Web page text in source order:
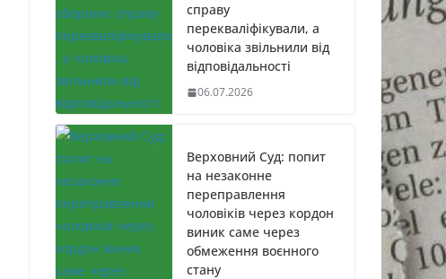
справу
перекваліфікували, а
чоловіка звільнили від
відповідальності
06.07.2026
Верховний Суд: попит
на незаконне
переправлення
чоловіків через кордон
виник саме через
обмеження воєнного
стану